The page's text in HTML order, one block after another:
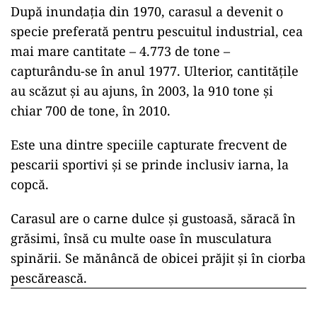
După inundaţia din 1970, carasul a devenit o
specie preferată pentru pescuitul industrial, cea
mai mare cantitate – 4.773 de tone –
capturându-se în anul 1977. Ulterior, cantităţile
au scăzut şi au ajuns, în 2003, la 910 tone şi
chiar 700 de tone, în 2010.
Este una dintre speciile capturate frecvent de
pescarii sportivi şi se prinde inclusiv iarna, la
copcă.
Carasul are o carne dulce şi gustoasă, săracă în
grăsimi, însă cu multe oase în musculatura
spinării. Se mănâncă de obicei prăjit şi în ciorba
pescărească.